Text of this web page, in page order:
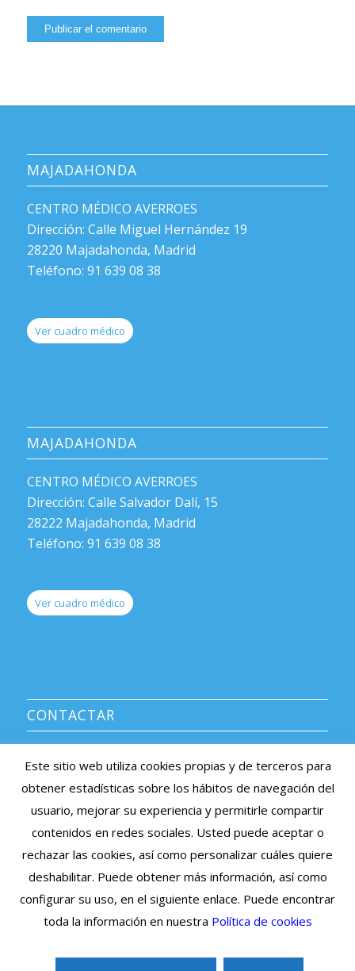
MAJADAHONDA
CENTRO MÉDICO AVERROES
Dirección: Calle Miguel Hernández 19
28220 Majadahonda, Madrid
Teléfono: 91 639 08 38
Ver cuadro médico
MAJADAHONDA
CENTRO MÉDICO AVERROES
Dirección: Calle Salvador Dalí, 15
28222 Majadahonda, Madrid
Teléfono: 91 639 08 38
Ver cuadro médico
CONTACTAR
Información y citas: 91 639 08 38
e-mail: averroes@centromedicoaverroes.com
Listado de sociedades médicas asociadas >
Cita Previa Online
Este sitio web utiliza cookies propias y de terceros para
obtener estadísticas sobre los hábitos de navegación del
usuario, mejorar su experiencia y permitirle compartir
contenidos en redes sociales. Usted puede aceptar o
rechazar las cookies, así como personalizar cuáles quiere
deshabilitar. Puede obtener más información, así como
configurar su uso, en el siguiente enlace. Puede encontrar
toda la información en nuestra Política de cookies